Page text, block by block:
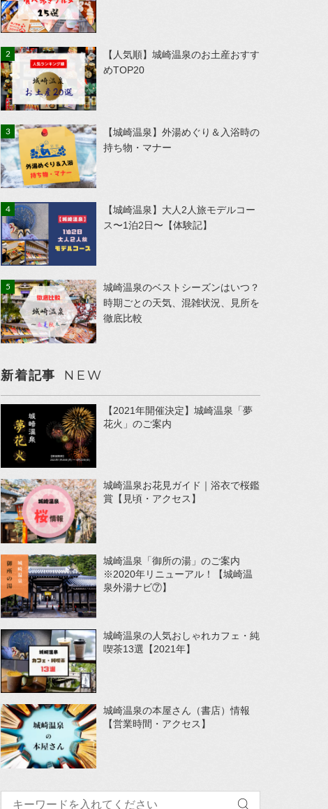
【人気順】城崎温泉のお土産おすす
めTOP20
【城崎温泉】外湯めぐり＆入浴時の
持ち物・マナー
【城崎温泉】大人2人旅モデルコー
ス〜1泊2日〜【体験記】
城崎温泉のベストシーズンはいつ？
時期ごとの天気、混雑状況、見所を
徹底比較
新着記事 NEW
【2021年開催決定】城崎温泉「夢
花火」のご案内
城崎温泉お花見ガイド｜浴衣で桜鑑
賞【見頃・アクセス】
城崎温泉「御所の湯」のご案内
※2020年リニューアル！【城崎温
泉外湯ナビ⑦】
城崎温泉の人気おしゃれカフェ・純
喫茶13選【2021年】
城崎温泉の本屋さん（書店）情報
【営業時間・アクセス】
検索